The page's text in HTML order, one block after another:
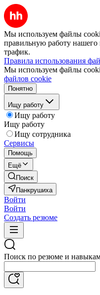
Мы используем файлы
правильную работу нашего
трафик.
Правила использования
Мы используем файлы
файлов cookie
Понятно
Ищу работу
Ищу работу
Ищу работу
Ищу сотрудника
Сервисы
Помощь
Ещё
Поиск
Панкрушиха
Войти
Войти
Создать резюме
Поиск по резюме и